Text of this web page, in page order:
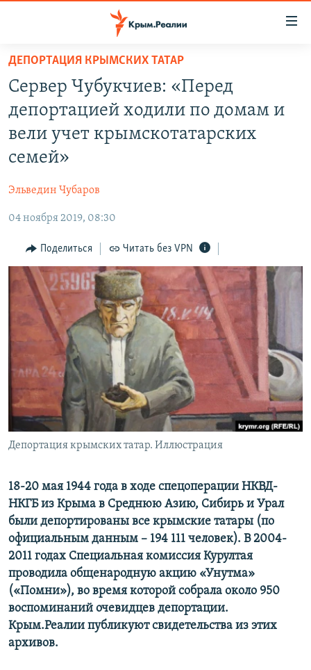
Вернуться
основному
содержанию
Вернутся
главной
Вернутся
СПЕЦПРОЕКТЫ
КАРТА ВОЕННЫХ ОБЪЕКТОВ КРЫМА
ИСТОРИЯ
ИНТЕРАКТИВ
ИНФОГРАФИКА
ТЕЛЕПРОЕКТ КРЫМ.РЕАЛИИ
СОВЕТЫ ПРАВОЗАЩИТНИКОВ
ПРОПАВШИЕ БЕЗ ВЕСТИ
ПОБЕДИТЕЛЕЙ НЕ СУДЯТ?
КРЫМ.НЕПОКОРЕННЫЙ
ELIFBE
УКРАИНСКАЯ ПРОБЛЕМА КРЫМА
РАДІО СВОБОДА
КАК ОБОЙТИ БЛОКИРОВКУ
Qırımtatar
ПРИСОЕДИНЯЙТЕСЬ!
Все сайты RFE/RL
ДЕПОРТАЦИЯ КРЫМСКИХ ТАТАР
Сервер Чубукчиев: «Перед
депортацией ходили по домам и
вели учет крымскотатарских
семей»
Эльведин Чубаров
04 ноября 2019, 08:30
Поделиться Читать без VPN
Депортация крымских татар. Иллюстрация
18-20 мая 1944 года в ходе спецоперации НКВД-
НКГБ из Крыма в Среднюю Азию, Сибирь и Урал
были депортированы все крымские татары (по
официальным данным – 194 111 человек). В 2004-
2011 годах Специальная комиссия Курултая
проводила общенародную акцию «Унутма»
(«Помни»), во время которой собрала около 950
воспоминаний очевидцев депортации.
Крым.Реалии публикуют свидетельства из этих
архивов.